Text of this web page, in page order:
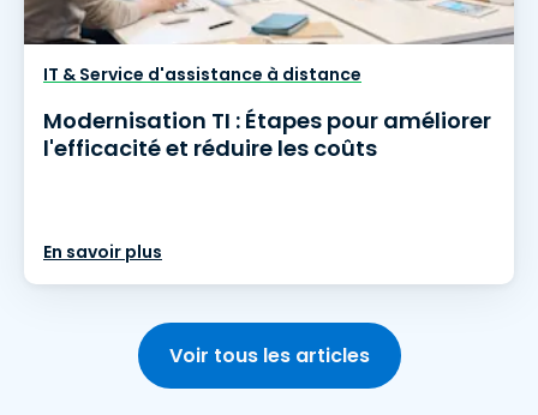
IT & Service d'assistance à distance
Modernisation TI : Étapes pour améliorer
l'efficacité et réduire les coûts
En savoir plus
Voir tous les articles